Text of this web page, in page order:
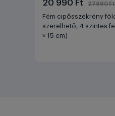
20 990 Ft 27990 Ft
Fém cipősszekrény
szerelhető, 4 szintes
× 15 cm)